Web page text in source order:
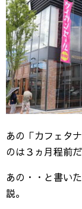
あの「カフェタ
のは３ヵ月程前だ
あの・・と書い
説。